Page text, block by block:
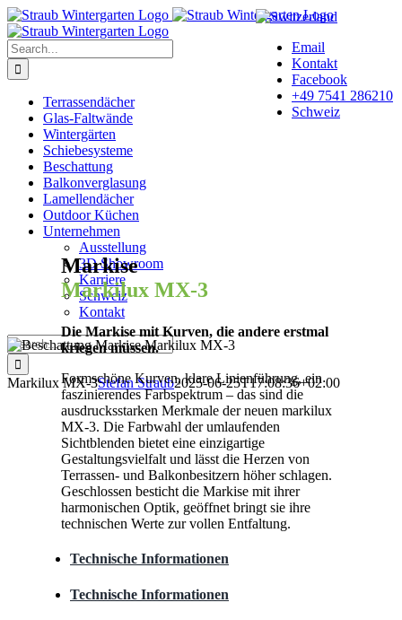
Skip
to
content
Search
for:
Terrassendächer
Glas-Faltwände
Wintergärten
Schiebesysteme
Beschattung
Balkonverglasung
Lamellendächer
Outdoor Küchen
Unternehmen
Ausstellung
3D Showroom
Karriere
Schweiz
Kontakt
Search
for:
Markilux MX-3Stefan Straub2025-06-25T17:08:36+02:00
Markise
Markilux MX-3
Die Markise mit Kurven, die andere erstmal
kriegen müssen.
Formschöne Kurven, klare Linienführung, ein
faszinierendes Farbspektrum – das sind die
ausdrucksstarken Merkmale der neuen markilux
MX-3. Die Farbwahl der umlaufenden
Sichtblenden bietet eine einzigartige
Gestaltungsvielfalt und lässt die Herzen von
Terrassen- und Balkonbesitzern höher schlagen.
Geschlossen besticht die Markise mit ihrer
harmonischen Optik, geöffnet bringt sie ihre
technischen Werte zur vollen Entfaltung.
Technische Informationen
Technische Informationen
Email
Kontakt
Facebook
+49 7541 286210
Schweiz